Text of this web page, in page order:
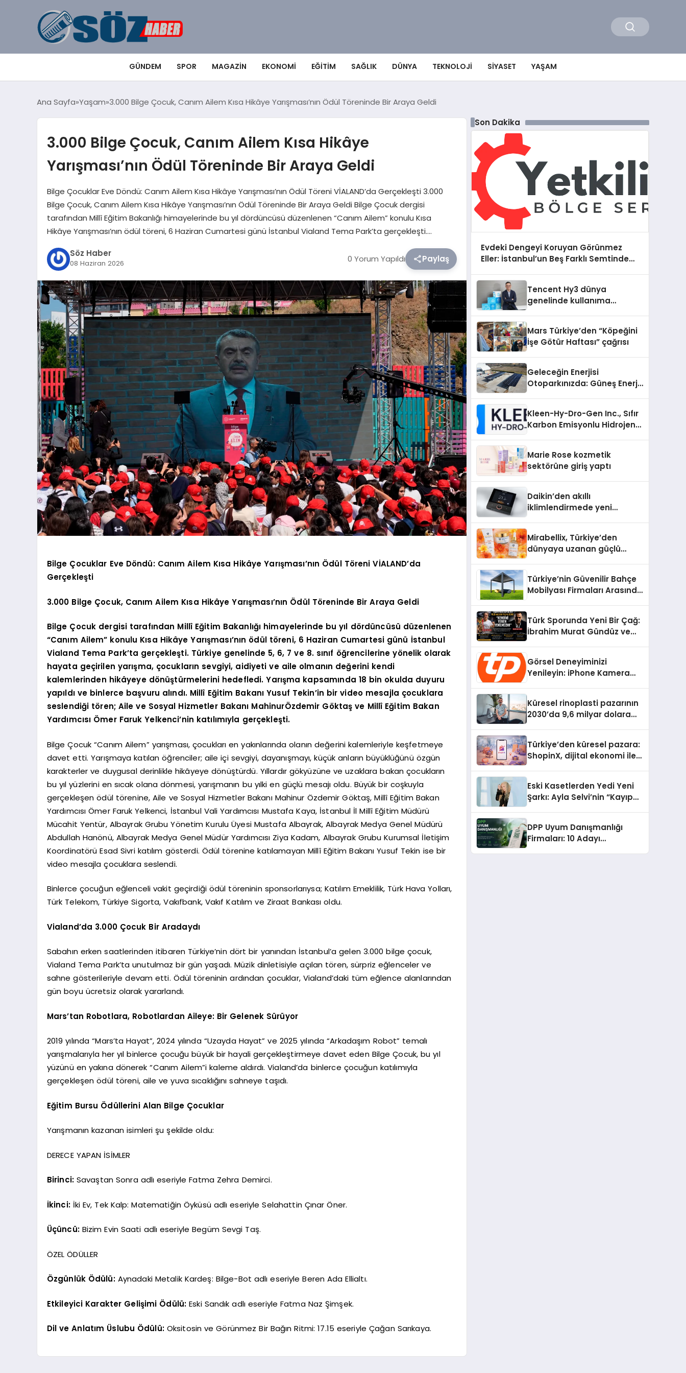
GÜNDEM SPOR MAGAZIN EKONOMI EĞITIM SAĞLIK DÜNYA TEKNOLOJI SIYASET YAŞAM
Ana Sayfa Yaşam 3.000 Bilge Çocuk, Canım Ailem Kısa Hikâye Yarışması’nın Ödül Töreninde Bir Araya Geldi
3.000 Bilge Çocuk, Canım Ailem Kısa Hikâye
Yarışması’nın Ödül Töreninde Bir Araya Geldi
Bilge Çocuklar Eve Döndü: Canım Ailem Kısa Hikâye Yarışması’nın Ödül Töreni VİALAND’da Gerçekleşti 3.000
Bilge Çocuk, Canım Ailem Kısa Hikâye Yarışması’nın Ödül Töreninde Bir Araya Geldi Bilge Çocuk dergisi
tarafından Millî Eğitim Bakanlığı himayelerinde bu yıl dördüncüsü düzenlenen “Canım Ailem” konulu Kısa
Hikâye Yarışması’nın ödül töreni, 6 Haziran Cumartesi günü İstanbul Vialand Tema Park’ta gerçekleşti….
Söz Haber
08 Haziran 2026 0 Yorum Yapıldı Paylaş
Bilge Çocuklar Eve Döndü: Canım Ailem Kısa Hikâye Yarışması’nın Ödül Töreni VİALAND’da
Gerçekleşti
3.000 Bilge Çocuk, Canım Ailem Kısa Hikâye Yarışması’nın Ödül Töreninde Bir Araya Geldi
Bilge Çocuk dergisi tarafından Millî Eğitim Bakanlığı himayelerinde bu yıl dördüncüsü düzenlenen
“Canım Ailem” konulu Kısa Hikâye Yarışması’nın ödül töreni, 6 Haziran Cumartesi günü İstanbul
Vialand Tema Park’ta gerçekleşti. Türkiye genelinde 5, 6, 7 ve 8. sınıf öğrencilerine yönelik olarak
hayata geçirilen yarışma, çocukların sevgiyi, aidiyeti ve aile olmanın değerini kendi
kalemlerinden hikâyeye dönüştürmelerini hedefledi. Yarışma kapsamında 18 bin okulda duyuru
yapıldı ve binlerce başvuru alındı. Millî Eğitim Bakanı Yusuf Tekin’in bir video mesajla çocuklara
seslendiği tören; Aile ve Sosyal Hizmetler Bakanı MahinurÖzdemir Göktaş ve Millî Eğitim Bakan
Yardımcısı Ömer Faruk Yelkenci’nin katılımıyla gerçekleşti.
Bilge Çocuk “Canım Ailem” yarışması, çocukları en yakınlarında olanın değerini kalemleriyle keşfetmeye
davet etti. Yarışmaya katılan öğrenciler; aile içi sevgiyi, dayanışmayı, küçük anların büyüklüğünü özgün
karakterler ve duygusal derinlikle hikâyeye dönüştürdü. Yıllardır gökyüzüne ve uzaklara bakan çocukların
bu yıl yüzlerini en sıcak olana dönmesi, yarışmanın bu yılki en güçlü mesajı oldu. Büyük bir coşkuyla
gerçekleşen ödül törenine, Aile ve Sosyal Hizmetler Bakanı Mahinur Özdemir Göktaş, Millî Eğitim Bakan
Yardımcısı Ömer Faruk Yelkenci, İstanbul Vali Yardımcısı Mustafa Kaya, İstanbul İl Millî Eğitim Müdürü
Mücahit Yentür, Albayrak Grubu Yönetim Kurulu Üyesi Mustafa Albayrak, Albayrak Medya Genel Müdürü
Abdullah Hanönü, Albayrak Medya Genel Müdür Yardımcısı Ziya Kadam, Albayrak Grubu Kurumsal İletişim
Koordinatörü Esad Sivri katılım gösterdi. Ödül törenine katılamayan Millî Eğitim Bakanı Yusuf Tekin ise bir
video mesajla çocuklara seslendi.
Binlerce çocuğun eğlenceli vakit geçirdiği ödül töreninin sponsorlarıysa; Katılım Emeklilik, Türk Hava Yolları,
Türk Telekom, Türkiye Sigorta, Vakıfbank, Vakıf Katılım ve Ziraat Bankası oldu.
Vialand’da 3.000 Çocuk Bir Aradaydı
Sabahın erken saatlerinden itibaren Türkiye’nin dört bir yanından İstanbul’a gelen 3.000 bilge çocuk,
Vialand Tema Park’ta unutulmaz bir gün yaşadı. Müzik dinletisiyle açılan tören, sürpriz eğlenceler ve
sahne gösterileriyle devam etti. Ödül töreninin ardından çocuklar, Vialand’daki tüm eğlence alanlarından
gün boyu ücretsiz olarak yararlandı.
Mars’tan Robotlara, Robotlardan Aileye: Bir Gelenek Sürüyor
2019 yılında “Mars’ta Hayat”, 2024 yılında “Uzayda Hayat” ve 2025 yılında “Arkadaşım Robot” temalı
yarışmalarıyla her yıl binlerce çocuğu büyük bir hayali gerçekleştirmeye davet eden Bilge Çocuk, bu yıl
yüzünü en yakına dönerek “Canım Ailem”i kaleme aldırdı. Vialand’da binlerce çocuğun katılımıyla
gerçekleşen ödül töreni, aile ve yuva sıcaklığını sahneye taşıdı.
Eğitim Bursu Ödüllerini Alan Bilge Çocuklar
Yarışmanın kazanan isimleri şu şekilde oldu:
DERECE YAPAN İSİMLER
Birinci:Savaştan Sonra adlı eseriyle Fatma Zehra Demirci.
İkinci:İki Ev, Tek Kalp: Matematiğin Öyküsü adlı eseriyle Selahattin Çınar Öner.
Üçüncü:Bizim Evin Saati adlı eseriyle Begüm Sevgi Taş.
ÖZEL ÖDÜLLER
Özgünlük Ödülü:Aynadaki Metalik Kardeş: Bilge-Bot adlı eseriyle Beren Ada Ellialtı.
Etkileyici Karakter Gelişimi Ödülü: Eski Sandık adlı eseriyle Fatma Naz Şimşek.
Dil ve Anlatım Üslubu Ödülü:Oksitosin ve Görünmez Bir Bağın Ritmi: 17.15 eseriyle Çağan Sarıkaya.
Son Dakika
Evdeki Dengeyi Koruyan Görünmez
Eller: İstanbul’un Beş Farklı Semtinde
Tencent Hy3 dünya
genelinde kullanıma
Mars Türkiye’den “Köpeğini
İşe Götür Haftası” çağrısı
Geleceğin Enerjisi
Otoparkınızda: Güneş Enerjili
Kleen-Hy-Dro-Gen Inc., Sıfır
Karbon Emisyonlu Hidrojen
Aldı
Marie Rose kozmetik
sektörüne giriş yaptı
Daikin’den akıllı
iklimlendirmede yeni
Mirabellix, Türkiye’den
dünyaya uzanan güçlü
Türkiye’nin Güvenilir Bahçe
Mobilyası Firmaları Arasında
Türk Sporunda Yeni Bir Çağ:
İbrahim Murat Gündüz ve
Görsel Deneyiminizi
Yenileyin: iPhone Kamera
Küresel rinoplasti pazarının
2030’da 9,6 milyar dolara
Türkiye’den küresel pazara:
ShopinX, dijital ekonomi ile
Eski Kasetlerden Yedi Yeni
Şarkı: Ayla Selvi’nin “Kayıp
DPP Uyum Danışmanlığı
Firmaları: 10 Adayı